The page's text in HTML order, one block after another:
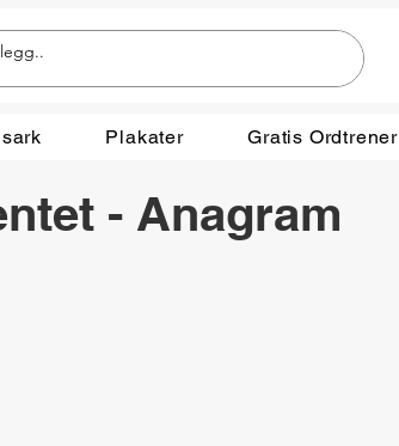
Plakater Gratis Ordtrener
- Anagram